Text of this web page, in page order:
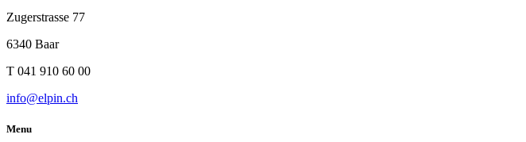
Zugerstrasse 77
6340 Baar
T 041 910 60 00
info@elpin.ch
Menu